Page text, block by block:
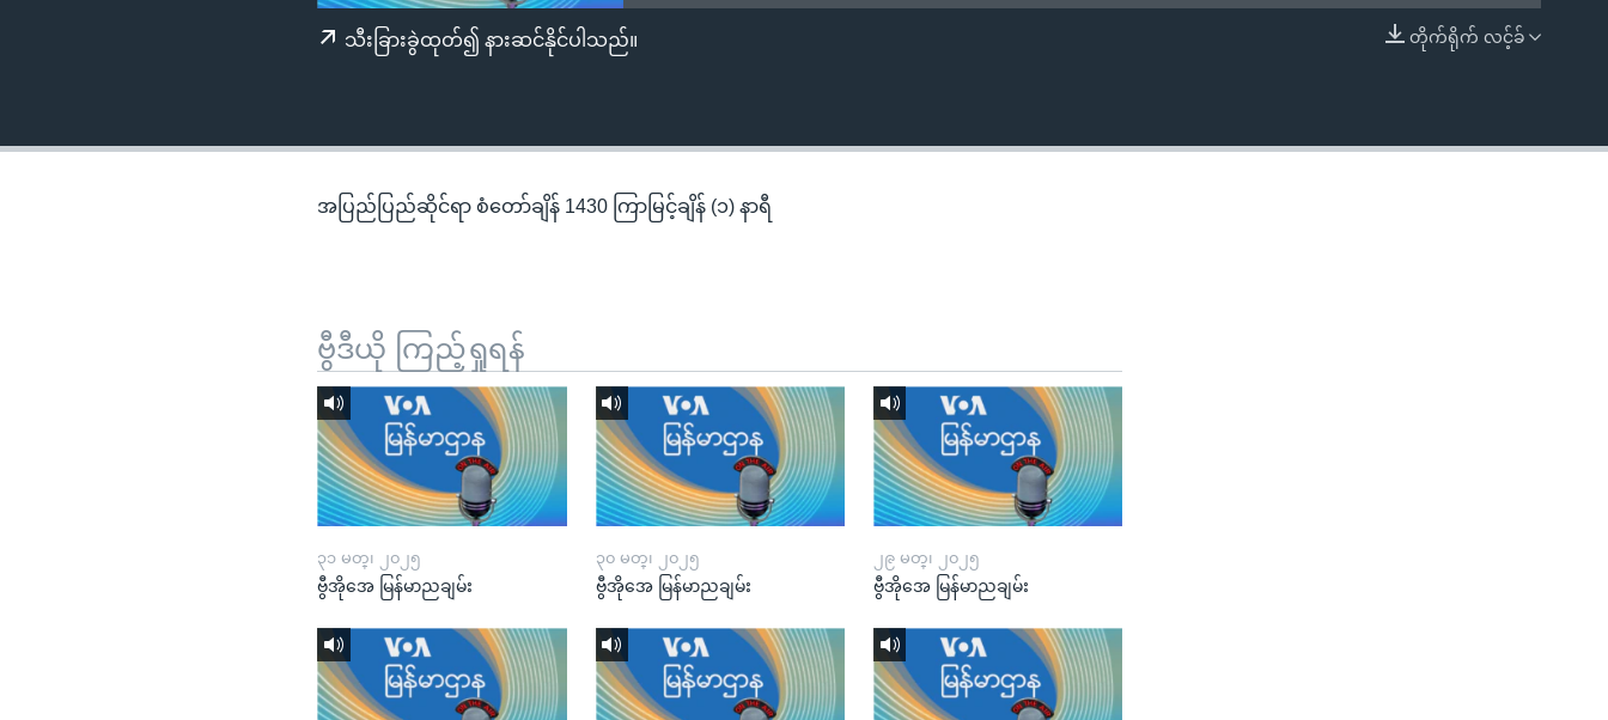
ကျော်
EMBED
တိုက်ရိုက် လင့်ခ်
သီးခြားခွဲထုတ်၍ နားဆင်နိုင်ပါသည်။
အပြည်ပြည်ဆိုင်ရာ စံတော်ချိန် 1430 ကြာမြင့်ချိန် (၁) နာရီ
ဗွီဒီယို ကြည့်ရှုရန်
၃၁ မတ္၊ ၂၀၂၅
ဗွီအိုအေ မြန်မာညချမ်း
၃၀ မတ္၊ ၂၀၂၅
ဗွီအိုအေ မြန်မာညချမ်း
၂၉ မတ္၊ ၂၀၂၅
ဗွီအိုအေ မြန်မာညချမ်း